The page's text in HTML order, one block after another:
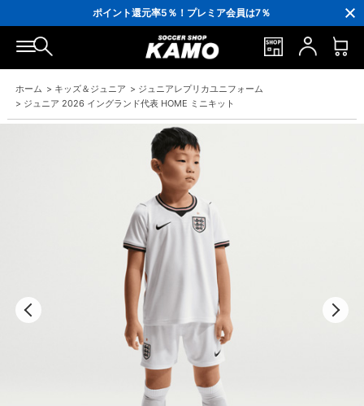
ポイント還元率5％！プレミア会員は7％
会員の方にはお誕生月に「10％OFFクーポン」プレゼント！
16,000円(税込)以上でシューズケースプレゼント！
3,300円(税込)以上で送料無料！
ホーム > キッズ＆ジュニア > ジュニアレプリカユニフォーム
> ジュニア 2026 イングランド代表 HOME ミニキット